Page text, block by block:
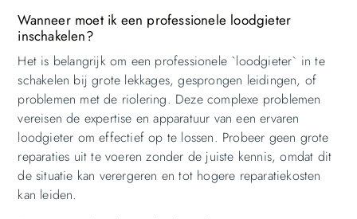
Wanneer moet ik een professionele loodgieter
inschakelen?
Het is belangrijk om een professionele `loodgieter` in te
schakelen bij grote lekkages, gesprongen leidingen, of
problemen met de riolering. Deze complexe problemen
vereisen de expertise en apparatuur van een ervaren
loodgieter om effectief op te lossen. Probeer geen grote
reparaties uit te voeren zonder de juiste kennis, omdat dit
de situatie kan verergeren en tot hogere reparatiekosten
kan leiden.